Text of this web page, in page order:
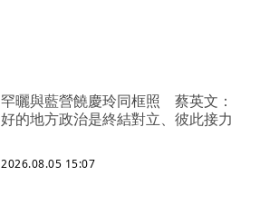
罕曬與藍營饒慶玲同框照 蔡英文：
好的地方政治是終結對立、彼此接力
2026.08.05 15:07